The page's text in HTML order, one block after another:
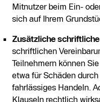
Mitnutzer beim Ein-
sich auf Ihrem
Zusätzliche
schriftlichen
Teilnehmern können
etwa für Schäden
fahrlässiges Handeln.
Klauseln rechtlich